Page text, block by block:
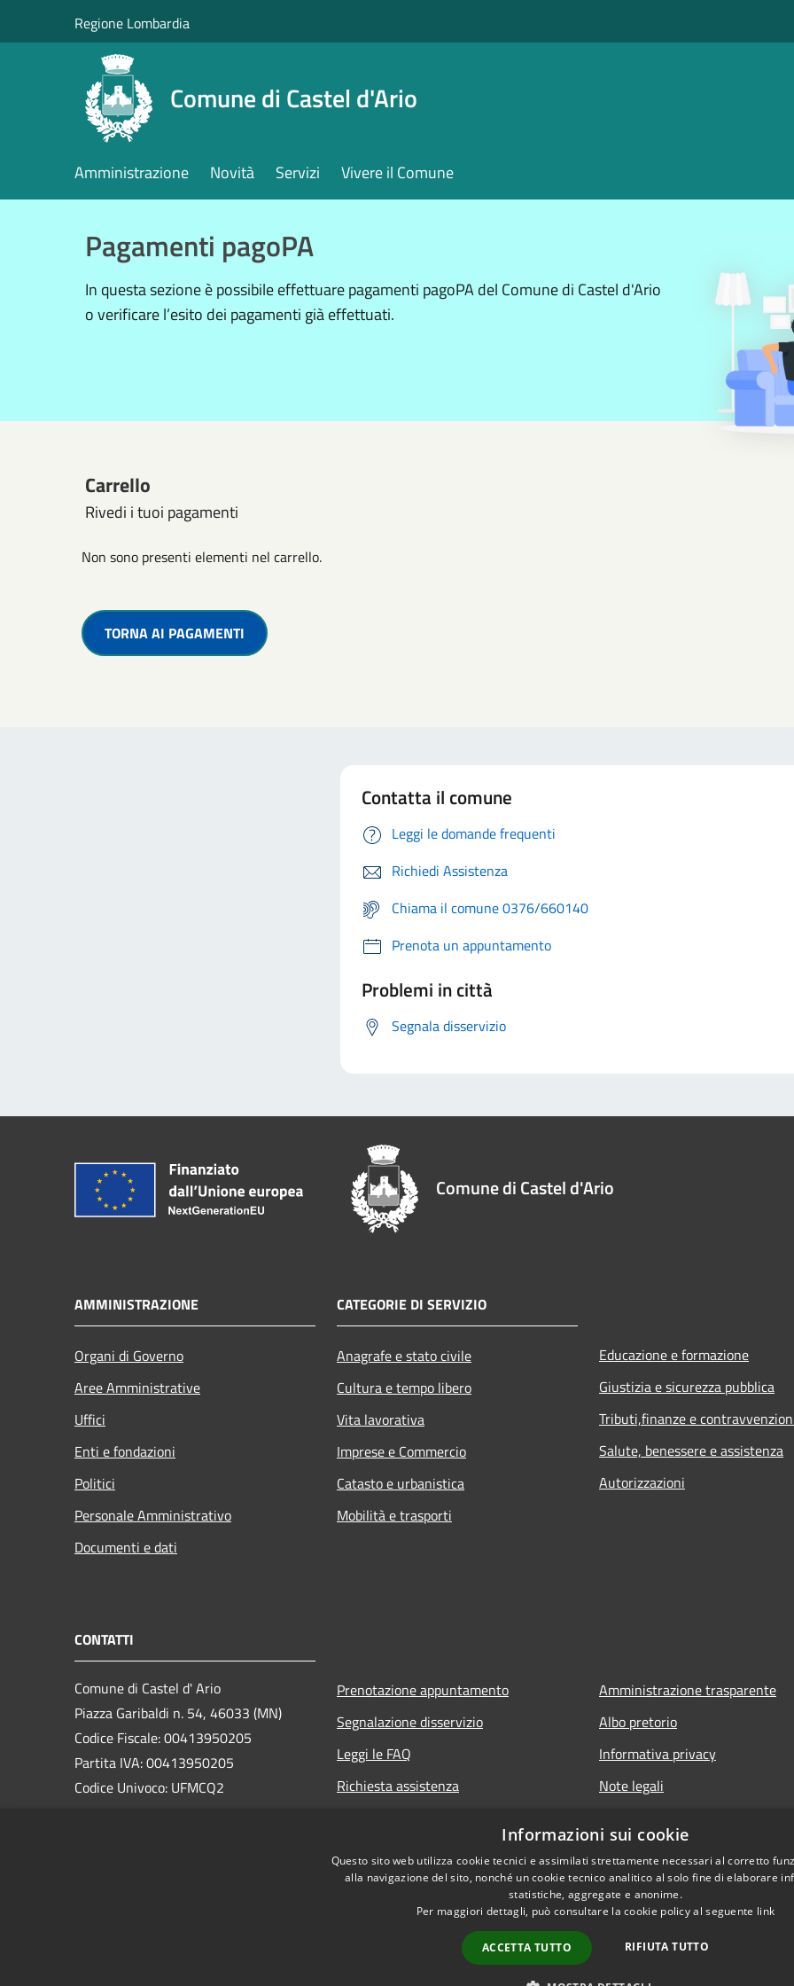
Regione Lombardia
Comune di Castel d'Ario
Amministrazione Novità Servizi Vivere il Comune
Pagamenti pagoPA
In questa sezione è possibile effettuare pagamenti pagoPA del Comune di Castel d'Ario
o verificare l’esito dei pagamenti già effettuati.
Carrello
Rivedi i tuoi pagamenti
Non sono presenti elementi nel carrello.
TORNA AI PAGAMENTI
Contatta il comune
Leggi le domande frequenti
Richiedi Assistenza
Chiama il comune 0376/660140
Prenota un appuntamento
Problemi in città
Segnala disservizio
Comune di Castel d'Ario
AMMINISTRAZIONE
Organi di Governo
Aree Amministrative
Uffici
Enti e fondazioni
Politici
Personale Amministrativo
Documenti e dati
CATEGORIE DI SERVIZIO
Anagrafe e stato civile
Cultura e tempo libero
Vita lavorativa
Imprese e Commercio
Catasto e urbanistica
Mobilità e trasporti
Educazione e formazione
Giustizia e sicurezza pubblica
Tributi,finanze e
Salute, benessere e assistenza
Autorizzazioni
CONTATTI
Comune di Castel d' Ario
Piazza Garibaldi n. 54, 46033 (MN)
Codice Fiscale: 00413950205
Partita IVA: 00413950205
Codice Univoco: UFMCQ2
Prenotazione appuntamento
Segnalazione disservizio
Leggi le FAQ
Richiesta assistenza
Amministrazione trasparente
Albo pretorio
Informativa privacy
Note legali
Informazioni sui cookie
Questo sito web utilizza cookie tecnici e assimilati strettamente necessari al corretto
alla navigazione del sito, nonché un cookie tecnico analitico al solo fine di elaborare
statistiche, aggregate e anonime.
Per maggiori dettagli, può consultare la cookie policy al seguente link
ACCETTA TUTTO RIFIUTA TUTTO